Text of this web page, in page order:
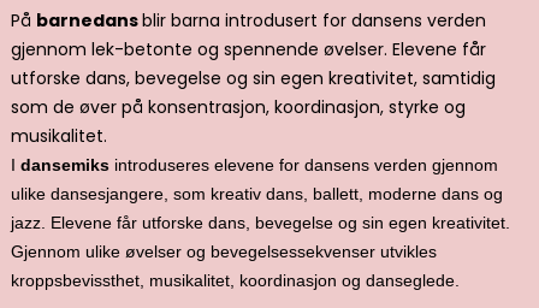
På barnedansblir barna introdusert for dansens verden
gjennom lek-betonte og spennende øvelser. Elevene får
utforske dans, bevegelse og sin egen kreativitet, samtidig
som de øver på konsentrasjon, koordinasjon, styrke og
musikalitet.
I dansemiks introduseres elevene for dansens verden gjennom
ulike dansesjangere, som kreativ dans, ballett, moderne dans og
jazz. Elevene får utforske dans, bevegelse og sin egen kreativitet.
Gjennom ulike øvelser og bevegelsessekvenser utvikles
kroppsbevissthet, musikalitet, koordinasjon og danseglede.